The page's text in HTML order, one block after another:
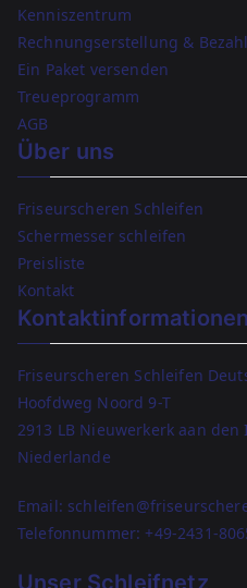
Kenniszentrum
Rechnungserstellung &
Ein Paket versenden
Treueprogramm
AGB
Über uns
Friseurscheren Schleifen
Schermesser schleifen
Preisliste
Kontakt
Kontaktinformationen
Friseurscheren Schleifen
Hoofdweg Noord 9-T
2913 LB Nieuwerkerk aan den
Niederlande
Email:
Telefonnummer: +49-2431-
Unser Schleifnetz